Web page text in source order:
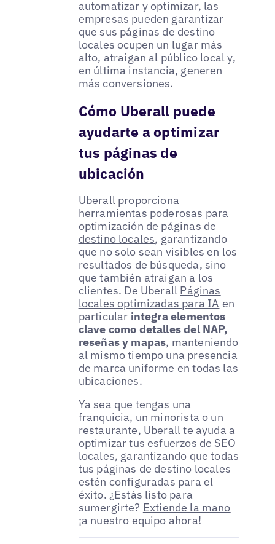
automatizar y optimizar, las
empresas pueden garantizar
que sus páginas de destino
locales ocupen un lugar más
alto, atraigan al público local y,
en última instancia, generen
más conversiones.
Cómo Uberall puede
ayudarte a optimizar
tus páginas de
ubicación
Uberall proporciona
herramientas poderosas para
optimización de páginas de
destino locales, garantizando
que no solo sean visibles en los
resultados de búsqueda, sino
que también atraigan a los
clientes. De Uberall Páginas
locales optimizadas para IA en
particular integra elementos
clave como detalles del NAP,
reseñas y mapas, manteniendo
al mismo tiempo una presencia
de marca uniforme en todas las
ubicaciones.
Ya sea que tengas una
franquicia, un minorista o un
restaurante, Uberall te ayuda a
optimizar tus esfuerzos de SEO
locales, garantizando que todas
tus páginas de destino locales
estén configuradas para el
éxito. ¿Estás listo para
sumergirte? Extiende la mano
¡a nuestro equipo ahora!